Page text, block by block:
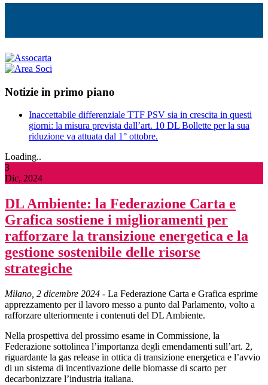
Notizie in primo piano
Inaccettabile differenziale TTF PSV sia in crescita in questi
giorni: la misura prevista dall’art. 10 DL Bollette per la sua
riduzione va attuata dal 1° ottobre.
Loading..
3
Dic, 2024
DL Ambiente: la Federazione Carta e
Grafica sostiene i miglioramenti per
rafforzare la transizione energetica e la
gestione sostenibile delle risorse
strategiche
Milano, 2 dicembre 2024 - La Federazione Carta e Grafica esprime
apprezzamento per il lavoro messo a punto dal Parlamento, volto a
rafforzare ulteriormente i contenuti del DL Ambiente.
Nella prospettiva del prossimo esame in Commissione, la
Federazione sottolinea l’importanza degli emendamenti sull’art. 2,
riguardante la gas release in ottica di transizione energetica e l’avvio
di un sistema di incentivazione delle biomasse di scarto per
decarbonizzare l’industria italiana.